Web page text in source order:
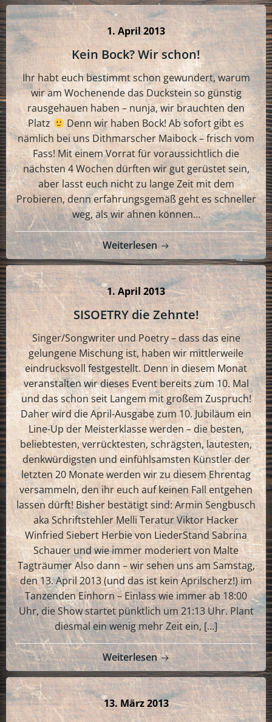
1. April 2013
Kein Bock? Wir schon!
Ihr habt euch bestimmt schon gewundert, warum
wir am Wochenende das Duckstein so günstig
rausgehauen haben – nunja, wir brauchten den
Platz
Denn wir haben Bock! Ab sofort gibt es
nämlich bei uns Dithmarscher Maibock – frisch vom
Fass! Mit einem Vorrat für voraussichtlich die
nächsten 4 Wochen dürften wir gut gerüstet sein,
aber lasst euch nicht zu lange Zeit mit dem
Probieren, denn erfahrungsgemäß geht es schneller
weg, als wir ahnen können…
Weiterlesen
1. April 2013
SISOETRY die Zehnte!
Singer/Songwriter und Poetry – dass das eine
gelungene Mischung ist, haben wir mittlerweile
eindrucksvoll festgestellt. Denn in diesem Monat
veranstalten wir dieses Event bereits zum 10. Mal
und das schon seit Langem mit großem Zuspruch!
Daher wird die April-Ausgabe zum 10. Jubiläum ein
Line-Up der Meisterklasse werden – die besten,
beliebtesten, verrücktesten, schrägsten, lautesten,
denkwürdigsten und einfühlsamsten Künstler der
letzten 20 Monate werden wir zu diesem Ehrentag
versammeln, den ihr euch auf keinen Fall entgehen
lassen dürft! Bisher bestätigt sind: Armin Sengbusch
aka Schriftstehler Melli Teratur Viktor Hacker
Winfried Siebert Herbie von LiederStand Sabrina
Schauer und wie immer moderiert von Malte
Tagträumer Also dann – wir sehen uns am Samstag,
den 13. April 2013 (und das ist kein Aprilscherz!) im
Tanzenden Einhorn – Einlass wie immer ab 18:00
Uhr, die Show startet pünktlich um 21:13 Uhr. Plant
diesmal ein wenig mehr Zeit ein, […]
Weiterlesen
13. März 2013